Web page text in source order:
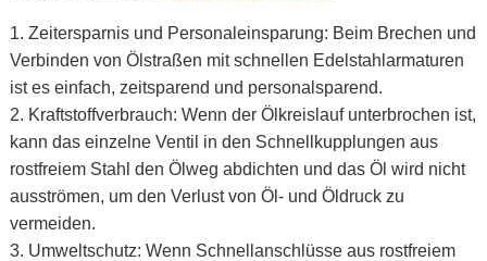
1. Zeitersparnis und Personaleinsparung: Beim Brechen und
Verbinden von Ölstraßen mit schnellen Edelstahlarmaturen
ist es einfach, zeitsparend und personalsparend.
2. Kraftstoffverbrauch: Wenn der Ölkreislauf unterbrochen ist,
kann das einzelne Ventil in den Schnellkupplungen aus
rostfreiem Stahl den Ölweg abdichten und das Öl wird nicht
ausströmen, um den Verlust von Öl- und Öldruck zu
vermeiden.
3. Umweltschutz: Wenn Schnellanschlüsse aus rostfreiem